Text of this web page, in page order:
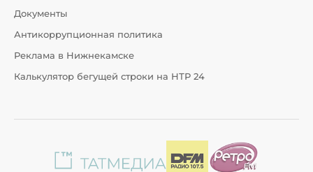
Документы
Антикоррупционная политика
Реклама в Нижнекамске
Калькулятор бегущей строки на НТР 24